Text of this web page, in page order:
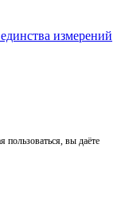
измерений
вы даёте